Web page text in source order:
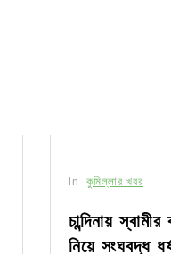
In কুমিল্লার খবর
চান্দিনায়
নিয়ে সংঘবদ্ধ